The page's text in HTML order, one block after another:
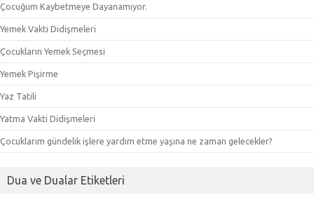
Çocuğum Kaybetmeye Dayanamıyor.
Yemek Vakti Didişmeleri
Çocukların Yemek Seçmesi
Yemek Pişirme
Yaz Tatili
Yatma Vakti Didişmeleri
Çocuklarım gündelik işlere yardım etme yaşına ne zaman gelecekler?
Dua ve Dualar Etiketleri